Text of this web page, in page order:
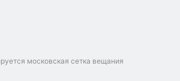
московская сетка вещания